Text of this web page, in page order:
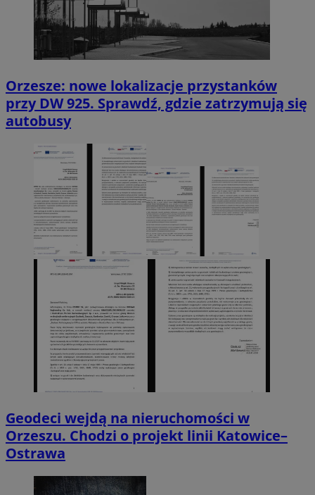
Orzesze: nowe lokalizacje przystanków
przy DW 925. Sprawdź, gdzie zatrzymują się
autobusy
Geodeci wejdą na nieruchomości w
Orzeszu. Chodzi o projekt linii Katowice–
Ostrawa